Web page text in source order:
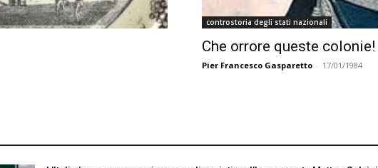
controstoria degli stati nazionali
Che orrore queste colonie!
Pier Francesco Gasparetto - 17/01/1984